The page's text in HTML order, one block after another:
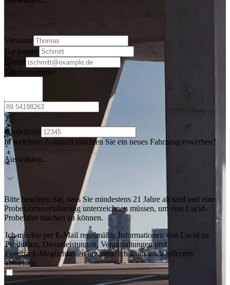
Vorname
Nachname
E-mail
Telefonnummer
Postleitzahl
In welchem Zeitraum möchten Sie ein neues Fahrzeug erwerben?
Auswählen...
Bitte beachten Sie, dass Sie mindestens 21 Jahre alt sind und eine
Probefahrtvereinbarung unterzeichnen müssen, um eine Lucid-
Probefahrt machen zu können.
Ich möchte per E-Mail regelmäßig Informationen von Lucid zu
Produkten, Dienstleistungen, Veranstaltungen und
Feedback‑Möglichkeiten erhalten. Ich kann mich jederzeit
abmelden.